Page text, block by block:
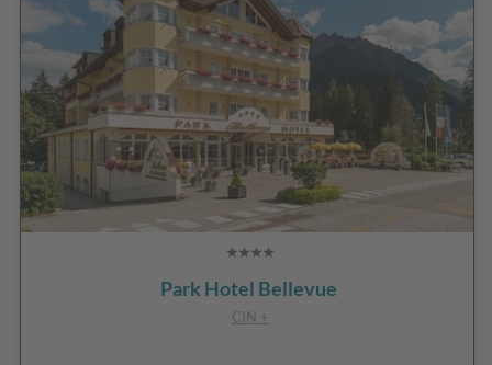
Park Hotel Bellevue
CIN +